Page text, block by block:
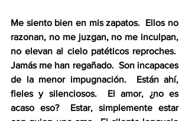
Me siento bien en mis zapatos.  Ellos no
razonan, no me juzgan, no me inculpan,
no elevan al cielo patéticos reproches.
Jamás me han regañado.  Son incapaces
de la menor impugnación.  Están ahí,
fieles y silenciosos.  El amor, ¿no es
acaso eso?  Estar, simplemente estar